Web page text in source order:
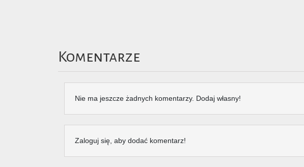
Komentarze
Nie ma jeszcze żadnych komentarzy. Dodaj własny!
Zaloguj się, aby dodać komentarz!